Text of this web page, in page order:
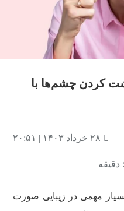
کردن چشم‌ها با
۲۸ خرداد ۱۴۰۳ | ۲۰:۵۱
مهمی در زیبایی صورت